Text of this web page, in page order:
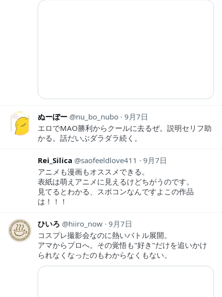
ぬーぼー nu_bo_nubo 9月7日
エロでMAO勝利からクールに去るぜ。説明セリフ助
かる。話だいぶダラダラ続く。
Rei_Silica saofeeldlove411
9月7日
アニメも漫画もオススメできる。
表紙は萌えアニメに見えるけどちがうのです。
見てるとわかる、スポコンなんですよこの作品
は！！！
ひいろ hiiro_now 9月7日
コスプレ撮影会なのに熱いバトル展開。
アマからプロへ。その覚悟も"好き"だけを追いかけ
られなくなったのもわからなくもない。